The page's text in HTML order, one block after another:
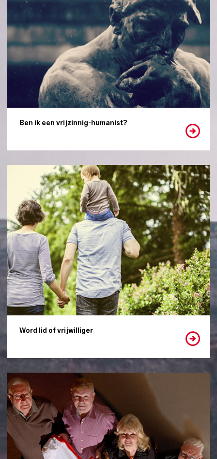
Ben ik een vrijzinnig-humanist?
Word lid of vrijwilliger